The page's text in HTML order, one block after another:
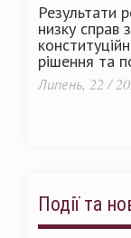
Результати
низку справ
рішення та
Липень, 22 /
Події та